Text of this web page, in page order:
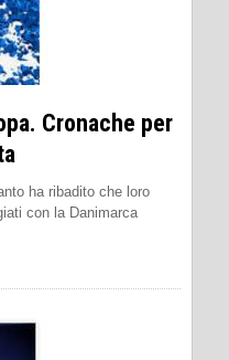
Cronache per
ha ribadito che loro
con la Danimarca